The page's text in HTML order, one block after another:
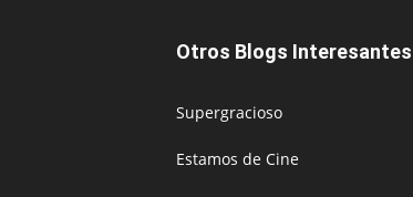
Otros Blogs Interesantes
Supergracioso
Estamos de Cine